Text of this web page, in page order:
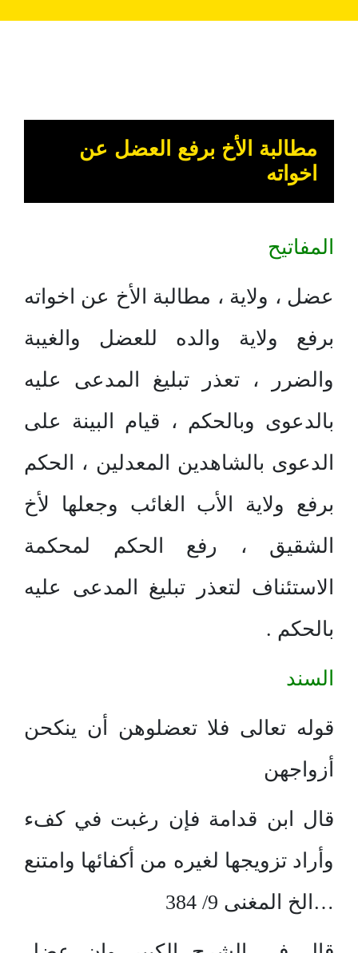
مطالبة الأخ برفع العضل عن
اخواته
المفاتيح
عضل ، ولاية ، مطالبة الأخ عن اخواته
برفع ولاية والده للعضل والغيبة
والضرر ، تعذر تبليغ المدعى عليه
بالدعوى وبالحكم ، قيام البينة على
الدعوى بالشاهدين المعدلين ، الحكم
برفع ولاية الأب الغائب وجعلها لأخ
الشقيق ، رفع الحكم لمحكمة
الاستئناف لتعذر تبليغ المدعى عليه
بالحكم .
السند
قوله تعالى فلا تعضلوهن أن ينكحن
أزواجهن
قال ابن قدامة فإن رغبت في كفء
وأراد تزويجها لغيره من أكفائها وامتنع
…الخ المغنى 9/ 384